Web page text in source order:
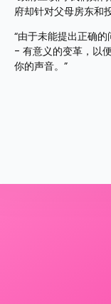
府却针对父母房东和
“由于未能提出正确
- 有意义的变革，以
你的声音。”